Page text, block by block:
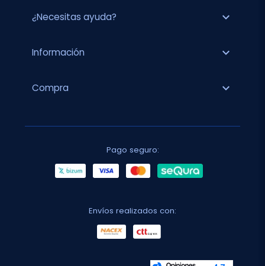
¿Necesitas ayuda? expand_more
Información expand_more
Compra expand_more
Pago seguro:
Envíos realizados con: